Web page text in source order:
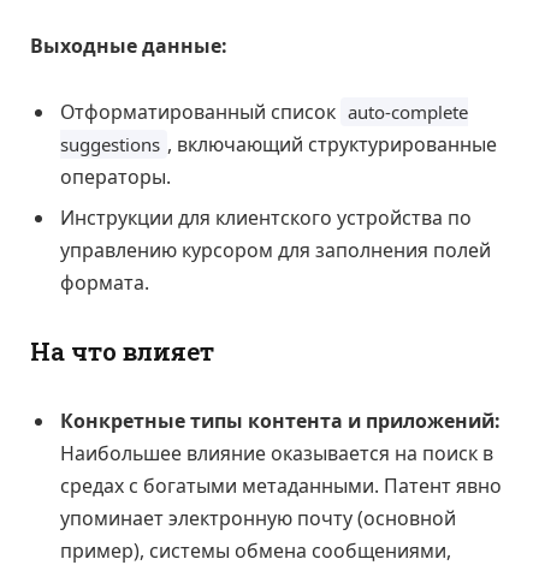
Выходные данные:
Отформатированный список auto-complete
suggestions , включающий структурированные
операторы.
Инструкции для клиентского устройства по
управлению курсором для заполнения полей
формата.
На что влияет
Конкретные типы контента и приложений:
Наибольшее влияние оказывается на поиск в
средах с богатыми метаданными. Патент явно
упоминает электронную почту (основной
пример), системы обмена сообщениями,